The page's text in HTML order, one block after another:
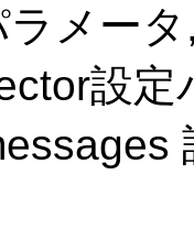
ラメー
設